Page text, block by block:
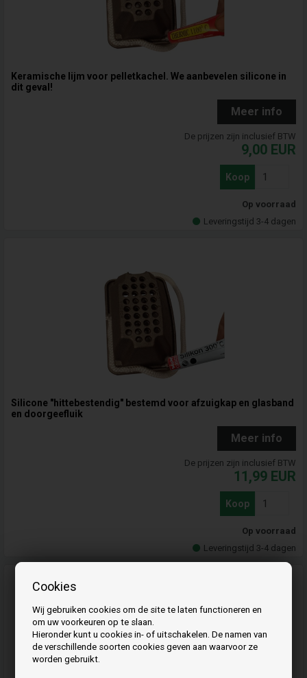
Cookies
Wij gebruiken cookies om de site te laten functioneren en
om uw voorkeuren op te slaan.
Hieronder kunt u cookies in- of uitschakelen. De namen van
de verschillende soorten cookies geven aan waarvoor ze
worden gebruikt.
Keramische lijm voor pelletkachel. We aanbevelen silicone in
dit geval!
Meer info
De prijzen zijn inclusief BTW
9,00 EUR
Koop
Op voorraad
Leveringstijd 3-4 dagen
Silicone "hittebestendig" bestemd voor afzuigkap en glasband
en doorgeefluik
Meer info
De prijzen zijn inclusief BTW
11,99 EUR
Koop
Op voorraad
Leveringstijd 3-4 dagen